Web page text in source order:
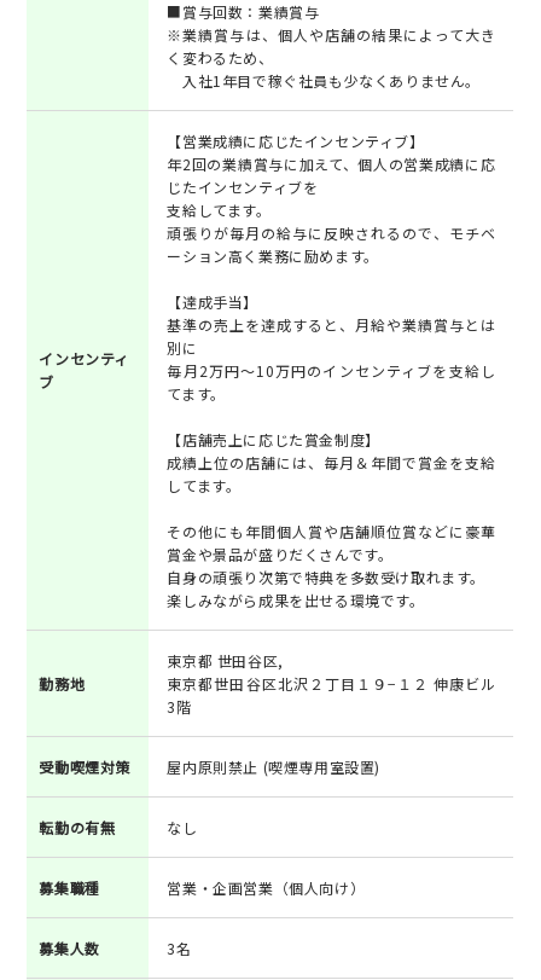
■賞与回数：業績賞与
※業績賞与は、個人や店舗の結果によって大き
く変わるため、
入社1年目で稼ぐ社員も少なくありません。
インセンティ
ブ
【営業成績に応じたインセンティブ】
年2回の業績賞与に加えて、個人の営業成績に応
じたインセンティブを
支給してます。
頑張りが毎月の給与に反映されるので、モチベ
ーション高く業務に励めます。
【達成手当】
基準の売上を達成すると、月給や業績賞与とは
別に
毎月2万円～10万円のインセンティブを支給し
てます。
【店舗売上に応じた賞金制度】
成績上位の店舗には、毎月＆年間で賞金を支給
してます。
その他にも年間個人賞や店舗順位賞などに豪華
賞金や景品が盛りだくさんです。
自身の頑張り次第で特典を多数受け取れます。
楽しみながら成果を出せる環境です。
勤務地
東京都 世田谷区,
東京都世田谷区北沢２丁目１９−１２ 伸康ビル
3階
受動喫煙対策 屋内原則禁止 (喫煙専用室設置)
転勤の有無 なし
募集職種 営業・企画営業（個人向け）
募集人数 3名